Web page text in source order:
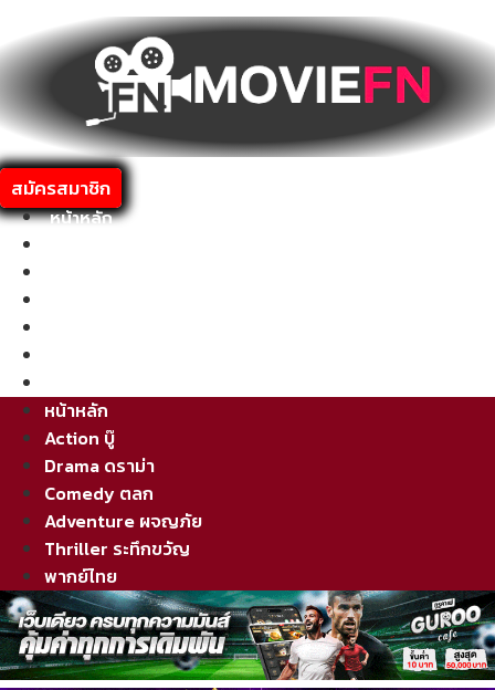
to
content
สมัครสมาชิก
หน้าหลัก
หน้าหลัก
Action บู๊
Drama ดราม่า
Comedy ตลก
Adventure ผจญภัย
Thriller ระทึกขวัญ
พากย์ไทย